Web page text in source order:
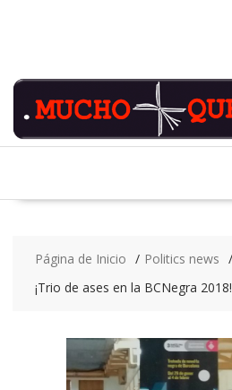
Página de Inicio
Politics news
¡Trio de ases en la BCNegra 2018!